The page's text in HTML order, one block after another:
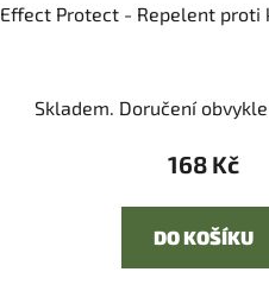
Effect Protect - Repelent proti
Skladem. Doručení
168 Kč
DO KOŠÍKU